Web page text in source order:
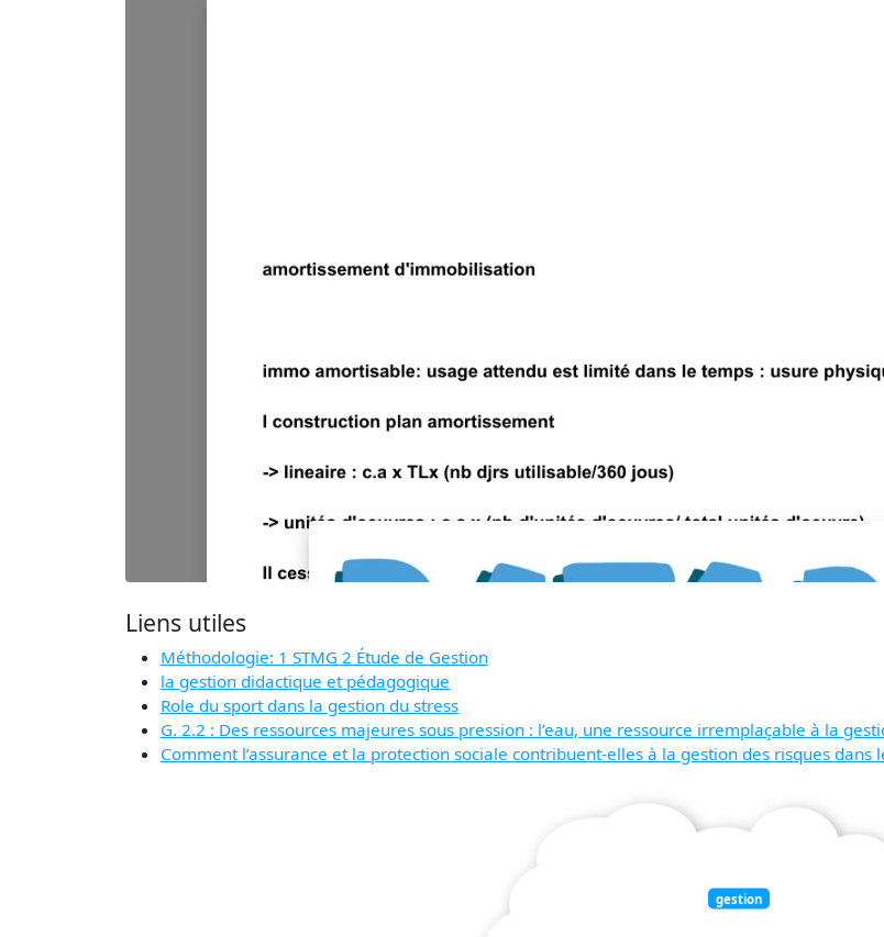
Liens utiles
Méthodologie: 1 STMG 2 Étude de Gestion
la gestion didactique et pédagogique
Role du sport dans la gestion du stress
G. 2.2 : Des ressources majeures sous pression : l’eau, une ressource irremplaçable à la
Comment l’assurance et la protection sociale contribuent-elles à la gestion des risques dans
gestion